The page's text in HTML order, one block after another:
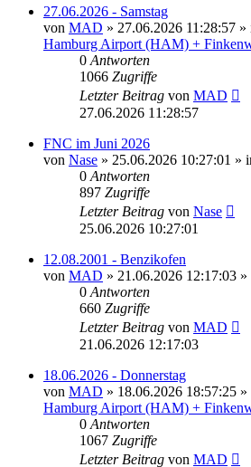
27.06.2026 - Samstag
von MAD » 27.06.2026 11:28:57 »
Hamburg Airport (HAM) +
0 Antworten
1066 Zugriffe
Letzter Beitrag von MAD
27.06.2026 11:28:57
FNC im Juni 2026
von Nase » 25.06.2026 10:27:01 »
0 Antworten
897 Zugriffe
Letzter Beitrag von Nase
25.06.2026 10:27:01
12.08.2001 - Benzikofen
von MAD » 21.06.2026 12:17:03 »
0 Antworten
660 Zugriffe
Letzter Beitrag von MAD
21.06.2026 12:17:03
18.06.2026 - Donnerstag
von MAD » 18.06.2026 18:57:25 »
Hamburg Airport (HAM) +
0 Antworten
1067 Zugriffe
Letzter Beitrag von MAD